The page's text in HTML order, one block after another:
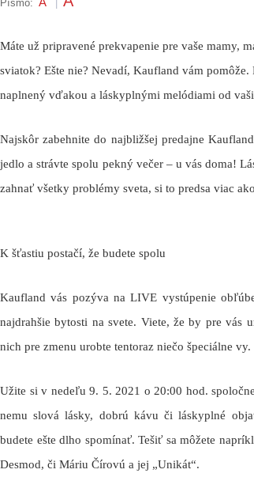
Písmo:
Máte už pripravené prekvapenie pre vaše mamy,
sviatok? Ešte nie? Nevadí, Kaufland vám
naplnený vďakou a láskyplnými melódiami od
Najskôr zabehnite do najbližšej predajne
jedlo a strávte spolu pekný večer – u vás doma!
zahnať všetky problémy sveta, si to predsa viac
K šťastiu postačí, že budete spolu
Kaufland vás pozýva na LIVE vystúpenie
najdrahšie bytosti na svete. Viete, že by pre vás
nich pre zmenu urobte tentoraz niečo špeciálne vy.
Užite si v nedeľu 9. 5. 2021 o 20:00 hod.
nemu slová lásky, dobrú kávu či láskyplné
budete ešte dlho spomínať. Tešiť sa môžete
Desmod, či Máriu Čírovú a jej „Unikát“.